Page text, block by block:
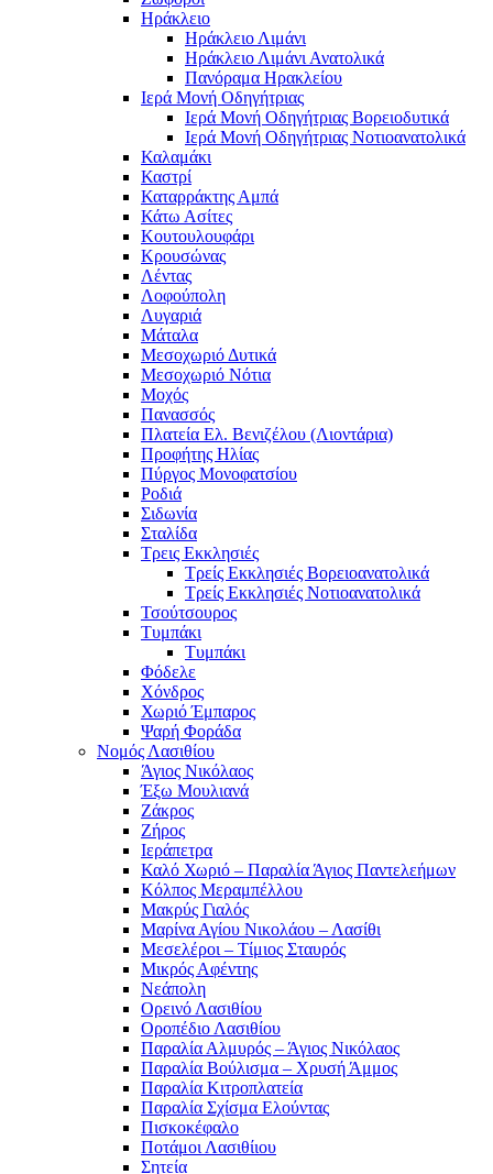
Ηράκλειο
Ηράκλειο Λιμάνι
Ηράκλειο Λιμάνι Ανατολικά
Πανόραμα Ηρακλείου
Ιερά Μονή Οδηγήτριας
Ιερά Μονή Οδηγήτριας Βορειοδυτικά
Ιερά Μονή Οδηγήτριας Νοτιοανατολικά
Καλαμάκι
Καστρί
Καταρράκτης Αμπά
Κάτω Ασίτες
Κουτουλουφάρι
Κρουσώνας
Λέντας
Λοφούπολη
Λυγαριά
Μάταλα
Μεσοχωριό Δυτικά
Μεσοχωριό Νότια
Μοχός
Πανασσός
Πλατεία Ελ. Βενιζέλου (Λιοντάρια)
Προφήτης Ηλίας
Πύργος Μονοφατσίου
Ροδιά
Σιδωνία
Σταλίδα
Τρεις Εκκλησιές
Τρείς Εκκλησιές Βορειοανατολικά
Τρείς Εκκλησιές Νοτιοανατολικά
Τσούτσουρος
Τυμπάκι
Τυμπάκι
Φόδελε
Χόνδρος
Χωριό Έμπαρος
Ψαρή Φοράδα
Νομός Λασιθίου
Άγιος Νικόλαος
Έξω Μουλιανά
Ζάκρος
Ζήρος
Ιεράπετρα
Καλό Χωριό – Παραλία Άγιος Παντελεήμων
Κόλπος Μεραμπέλλου
Μακρύς Γιαλός
Μαρίνα Αγίου Νικολάου – Λασίθι
Μεσελέροι – Τίμιος Σταυρός
Μικρός Αφέντης
Νεάπολη
Ορεινό Λασιθίου
Οροπέδιο Λασιθίου
Παραλία Αλμυρός – Άγιος Νικόλαος
Παραλία Βούλισμα – Χρυσή Άμμος
Παραλία Κιτροπλατεία
Παραλία Σχίσμα Ελούντας
Πισκοκέφαλο
Ποτάμοι Λασιθίιου
Σητεία